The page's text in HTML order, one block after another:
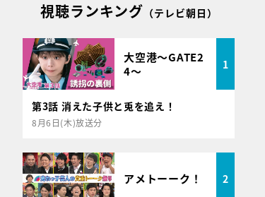
視聴ランキング （テレビ朝日）
大空港～GATE2
4～
1
第3話 消えた子供と兎を追え！
8月6日(木)放送分
アメトーーク！ 2